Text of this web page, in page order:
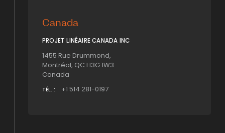
Canada
PROJET LINÉAIRE CANADA INC
1455 Rue Drummond,
Montréal, QC H3G 1W3
Canada
TÉL. : +1 514 281-0197